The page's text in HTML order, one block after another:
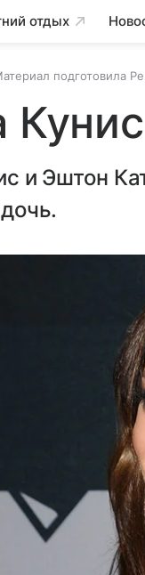
отдых
подготовила
и Эштон